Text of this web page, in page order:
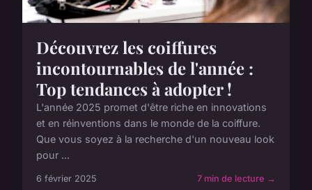
Découvrez les coiffures
incontournables de l'année :
Top tendances à adopter !
L'année 2025 promet d'être riche en innovations
et en réinventions dans le monde de la coiffure.
Que vous soyez à la recherche d'un nouveau look
pour ...
6 février 2025 7 min de lecture →